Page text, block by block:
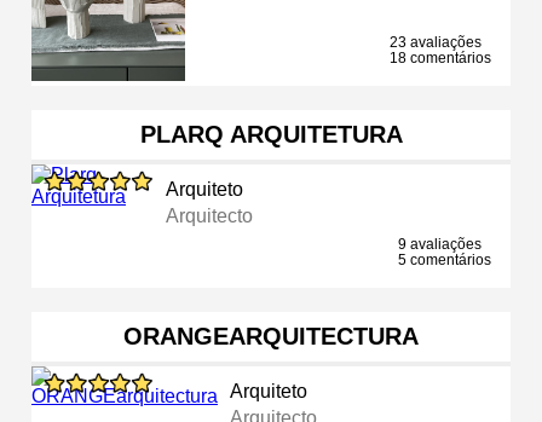
23 avaliações
18 comentários
PLARQ ARQUITETURA
Arquiteto
Arquitecto
9 avaliações
5 comentários
ORANGEARQUITECTURA
Arquiteto
Arquitecto